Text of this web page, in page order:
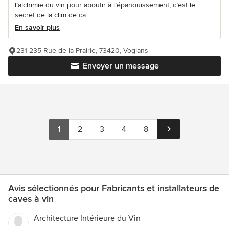
l’alchimie du vin pour aboutir à l’épanouissement, c’est le
secret de la clim de ca...
En savoir plus
Envoyer un message
231-235 Rue de la Prairie, 73420, Voglans
1 2 3 4 8
Avis sélectionnés pour Fabricants et installateurs de
caves à vin
Architecture Intérieure du Vin